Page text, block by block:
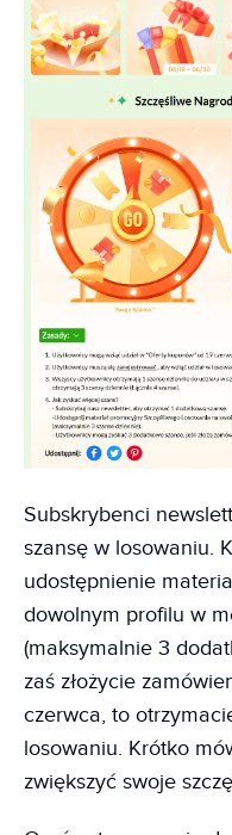
Subskrybenci
szansę w losowaniu.
udostępnienie
dowolnym profilu w
(maksymalnie 3
zaś złożycie
czerwca, to
losowaniu. Krótko
zwiększyć swoje